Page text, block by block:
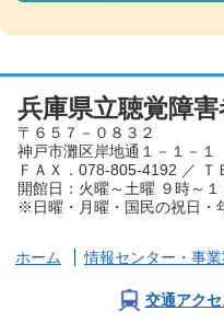
2024（令和6）年度 手話通
した
2024.07.05
夏から秋にかけて、兵庫県芸
要約筆記付きのイベント案内
んでみてください。
2023（令和６）年度 手話通
兵庫県立聴覚障
〒６５７－０８３２
神戸市灘区岸地通１－１－
ＦＡＸ．078-805-4192 ／
開館日：火曜～土曜 ９時～１
※日曜・月曜・国民の祝日・
ホーム 情報センター ・事
交通アクセ